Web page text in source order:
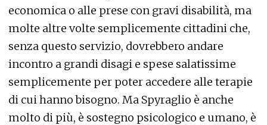
economica o alle prese con gravi disabilità, ma
molte altre volte semplicemente cittadini che,
senza questo servizio, dovrebbero andare
incontro a grandi disagi e spese salatissime
semplicemente per poter accedere alle terapie
di cui hanno bisogno. Ma Spyraglio è anche
molto di più, è sostegno psicologico e umano, è